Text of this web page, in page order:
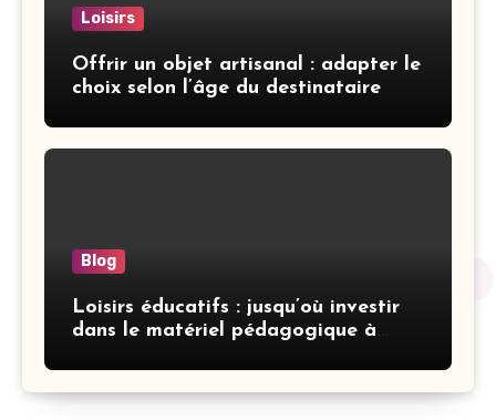
Loisirs
Offrir un objet artisanal : adapter le
choix selon l’âge du destinataire
Blog
Loisirs éducatifs : jusqu’où investir
dans le matériel pédagogique à